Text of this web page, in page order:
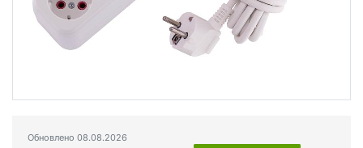
Обновлено 08.08.2026